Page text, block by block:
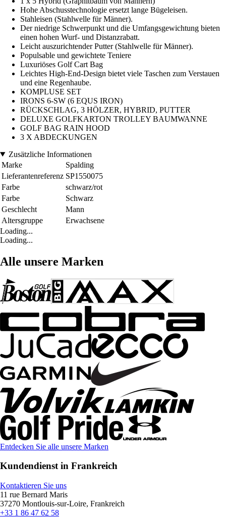
Hohe Abschusstechnologie ersetzt lange Bügeleisen.
Stahleisen (Stahlwelle für Männer).
Der niedrige Schwerpunkt und die Umfangsgewichtung bieten
einen hohen Wurf- und Distanzrabatt.
Leicht auszurichtender Putter (Stahlwelle für Männer).
Populsable und gewichtete Teniere
Luxuriöses Golf Cart Bag
Leichtes High-End-Design bietet viele Taschen zum Verstauen
und eine Regenhaube.
KOMPLUSE SET
IRONS 6-SW (6 EQUS IRON)
RÜCKSCHLAG, 3 HÖLZER, HYBRID, PUTTER
DELUXE GOLFKARTON TROLLEY BAUMWANNE
GOLF BAG RAIN HOOD
3 X ABDECKUNGEN
Zusätzliche Informationen
Marke
Spalding
Lieferantenreferenz SP1550075
Farbe
schwarz/rot
Farbe
Schwarz
Geschlecht
Mann
Altersgruppe
Erwachsene
Loading...
Loading...
Alle unsere Marken
Entdecken Sie alle unsere Marken
Kundendienst in Frankreich
Kontaktieren Sie uns
11 rue Bernard Maris
37270 Montlouis-sur-Loire, Frankreich
+33 1 86 47 62 58